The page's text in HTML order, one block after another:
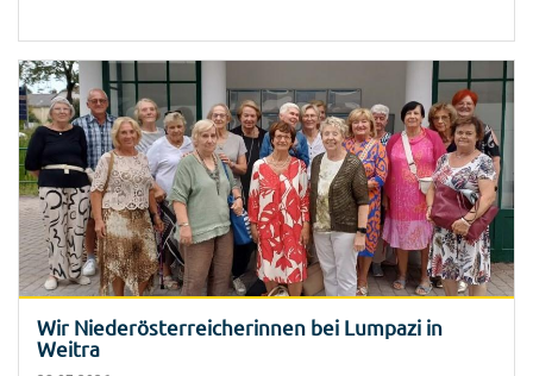
Wir Niederösterreicherinnen bei Lumpazi in
Weitra